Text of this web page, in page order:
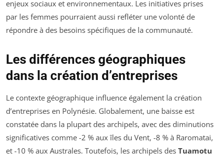
enjeux sociaux et environnementaux. Les initiatives prises
par les femmes pourraient aussi refléter une volonté de
répondre à des besoins spécifiques de la communauté.
Les différences géographiques
dans la création d’entreprises
Le contexte géographique influence également la création
d’entreprises en Polynésie. Globalement, une baisse est
constatée dans la plupart des archipels, avec des diminutions
significatives comme -2 % aux îles du Vent, -8 % à Raromatai,
et -10 % aux Australes. Toutefois, les archipels des Tuamotu